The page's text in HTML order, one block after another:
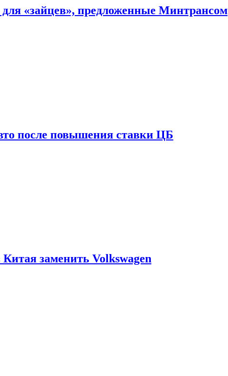
«зайцев», предложенные Минтрансом
после повышения ставки ЦБ
заменить Volkswagen